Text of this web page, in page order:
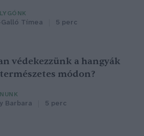
Tímea 5 perc
védekezzünk a hangyák
módon?
Barbara 5 perc